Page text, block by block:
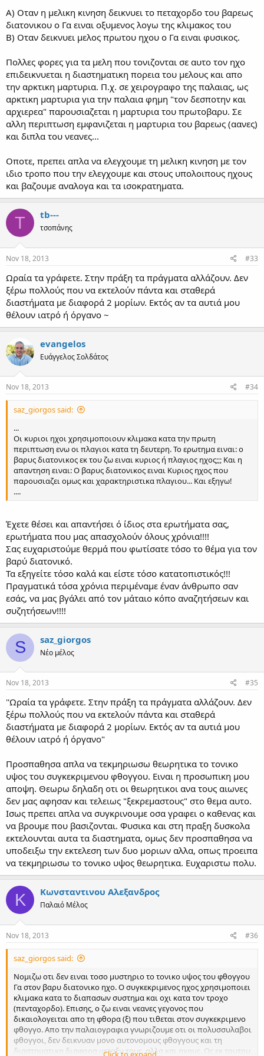
Α) Οταν η μελικη κινηση δεικνυει το πεταχορδο του βαρεως
διατονικου ο Γα ειναι οξυμενος λογω της κλιμακος του
Β) Οταν δεικνυει μελος πρωτου ηχου ο Γα ειναι φυσικος.
Πολλες φορες για τα μελη που τονιζονται σε αυτο τον ηχο
επιδεικνυεται η διαστηματικη πορεια του μελους και απο
την αρκτικη μαρτυρια. Π.χ. σε χειρογραφο της παλαιας, ως
αρκτικη μαρτυρια για την παλαια φημη "τον δεσποτην και
αρχιερεα" παρουσιαζεται η μαρτυρια του πρωτοβαρυ. Σε
αλλη περιπτωση εμφανιζεται η μαρτυρια του βαρεως (αανες)
και διπλα του νεανες...
Οποτε, πρεπει απλα να ελεγχουμε τη μελικη κινηση με τον
ιδιο τροπο που την ελεγχουμε και στους υπολοιπους ηχους
και βαζουμε αναλογα και τα ισοκρατηματα.
T tb---
τσοπάνης
Nov 18, 2013 #33
Ωραία τα γράφετε. Στην πράξη τα πράγματα αλλάζουν. Δεν
ξέρω πολλούς που να εκτελούν πάντα και σταθερά
διαστήματα με διαφορά 2 μορίων. Εκτός αν τα αυτιά μου
θέλουν ιατρό ή όργανο ~
evangelos
Ευάγγελος Σολδάτος
Nov 18, 2013 #34
saz_giorgos said:
...
Οι κυριοι ηχοι χρησιμοποιουν κλιμακα κατα την πρωτη
περιπτωση ενω οι πλαγιοι κατα τη δευτερη. Το ερωτημα ειναι: ο
βαρυς διατονικος εκ του ζω ειναι κυριος ή πλαγιος ηχος;;; Και η
απαντηση ειναι: Ο βαρυς διατονικος ειναι Κυριος ηχος που
παρουσιαζει ομως και χαρακτηριστικα πλαγιου... Και εξηγω!
....
Έχετε θέσει και απαντήσει ό ίδιος στα ερωτήματα σας,
ερωτήματα που μας απασχολούν όλους χρόνια!!!!
Σας ευχαριστούμε θερμά που φωτίσατε τόσο το θέμα για τον
βαρύ διατονικό.
Τα εξηγείτε τόσο καλά και είστε τόσο κατατοπιστικός!!!
Πραγματικά τόσα χρόνια περιμέναμε έναν άνθρωπο σαν
εσάς, να μας βγάλει από τον μάταιο κόπο αναζητήσεων και
συζητήσεων!!!!
S saz_giorgos
Νέο μέλος
Nov 18, 2013 #35
''Ωραία τα γράφετε. Στην πράξη τα πράγματα αλλάζουν. Δεν
ξέρω πολλούς που να εκτελούν πάντα και σταθερά
διαστήματα με διαφορά 2 μορίων. Εκτός αν τα αυτιά μου
θέλουν ιατρό ή όργανο"
Προσπαθησα απλα να τεκμηριωσω θεωρητικα το τονικο
υψος του συγκεκριμενου φθογγου. Ειναι η προσωπικη μου
αποψη. Θεωρω δηλαδη οτι οι θεωρητικοι ανα τους αιωνες
δεν μας αφησαν και τελειως "ξεκρεμαστους" στο θεμα αυτο.
Ισως πρεπει απλα να συγκρινουμε οσα γραφει ο καθενας και
να βρουμε που βασιζονται. Φυσικα και στη πραξη δυσκολα
εκτελουνται αυτα τα διαστηματα, ομως δεν προσπαθησα να
υποδειξω την εκτελεση των δυο μοριων αλλα, οπως προειπα
να τεκμηριωσω το τονικο υψος θεωρητικα. Ευχαριστω πολυ.
Κ Κωνσταντινου Αλεξανδρος
Παλαιό Μέλος
Nov 18, 2013 #36
saz_giorgos said:
Νομιζω οτι δεν ειναι τοσο μυστηριο το τονικο υψος του φθογγου
Γα στον βαρυ διατονικο ηχο. Ο συγκεκριμενος ηχος χρησιμοποιει
κλιμακα κατα το διαπασων συστημα και οχι κατα τον τροχο
(πενταχορδο). Επισης, ο ζω ειναι νεανες γεγονος που
δικαιολογειται απο τη φθορα (ξ) που τιθεται στον συγκεκριμενο
φθογγο. Απο την παλαιογραφια γνωριζουμε οτι οι πολυσσυλαβοι
φθογγοι, δεν δεικνυαν μονο αυτονομους φθογγους και τη
διαστηματικη διαφορα μεταξυ τους, αλλα και ηχους. Ως εκ τουτου